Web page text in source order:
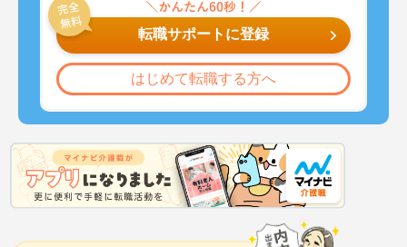
転職サポートに登録
はじめて転職する方へ